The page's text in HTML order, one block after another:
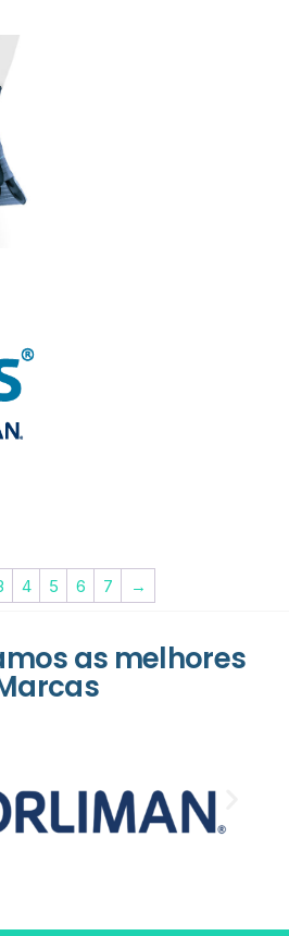
4 5 6 7 →
as melhores